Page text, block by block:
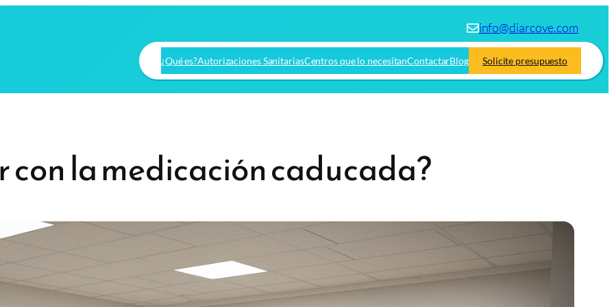
info@diarcove.com
¿Qué es?Autorizaciones SanitariasCentros que lo necesitanContactarBlog Solicite presupuesto
con la medicación caducada?